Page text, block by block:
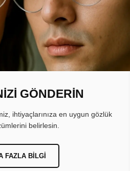
GÖNDERİN
ihtiyaçlarınıza en uygun gözlük
belirlesin.
FAZLA BILGI